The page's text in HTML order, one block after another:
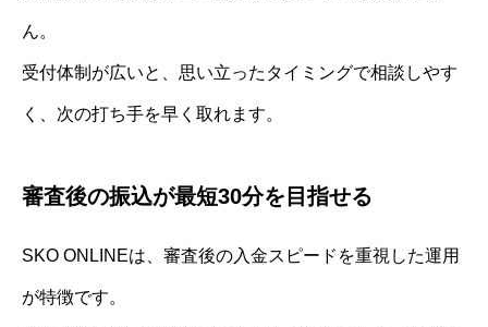
ん。
受付体制が広いと、思い立ったタイミングで相談しやす
く、次の打ち手を早く取れます。
審査後の振込が最短30分を目指せる
SKO ONLINEは、審査後の入金スピードを重視した運用
が特徴です。